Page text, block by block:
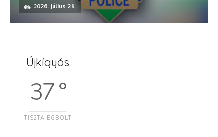
2026. július 29.
Újkígyós
37 °
TISZTA ÉGBOLT